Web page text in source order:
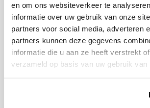
en om ons websiteverkeer te
informatie over uw gebruik van onze
partners voor social media, adverteren
partners kunnen deze gegevens
informatie die u aan ze heeft verstrekt
verzameld op basis van uw gebruik van
+31 23 205 2006
info@bruut.nl
Contact Formulier
Open 11:00 - 18:30
OPENINGSTIJDEN